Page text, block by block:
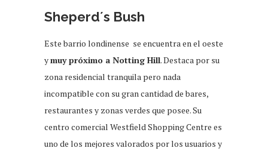
Sheperd´s Bush
Este barrio londinense se encuentra en el oeste
ymuy próximo a Notting Hill. Destaca por su
zona residencial tranquila pero nada
incompatible con su gran cantidad de bares,
restaurantes y zonas verdes que posee. Su
centro comercial Westfield Shopping Centre es
uno de los mejores valorados por los usuarios y